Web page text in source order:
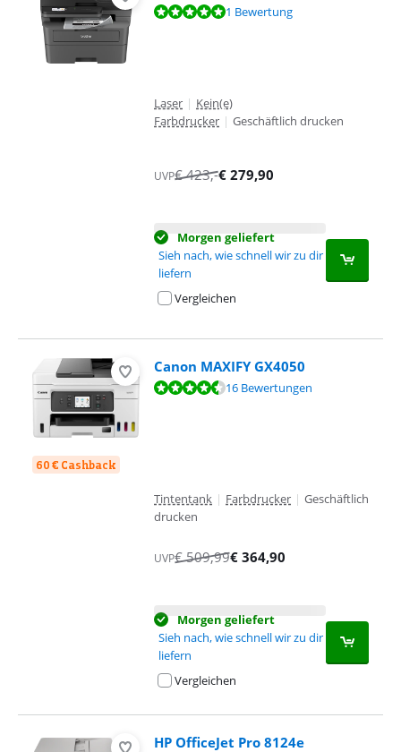
Bewertet mit 10 von 10, basierend auf 1 Bewertung.
1 Bewertung
Laser | Kein(e)
Farbdrucker | Geschäftlich drucken
UVP€423,-€ 279,90
Morgen geliefert
Sieh nach, wie schnell wir zu dir
liefern
Vergleichen
60 € Cashback
Canon MAXIFY GX4050
Bewertet mit 9,1 von 10, basierend auf 16 Bewertungen.
16 Bewertungen
Tintentank | Farbdrucker | Geschäftlich
drucken
UVP€509,99€ 364,90
Morgen geliefert
Sieh nach, wie schnell wir zu dir
liefern
Vergleichen
HP OfficeJet Pro 8124e